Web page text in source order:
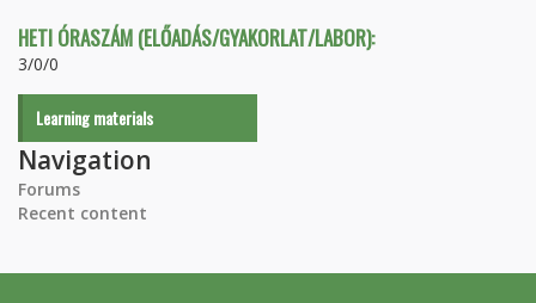
HETI ÓRASZÁM (ELŐADÁS/GYAKORLAT/LABOR):
3/0/0
Learning materials
Navigation
Forums
Recent content